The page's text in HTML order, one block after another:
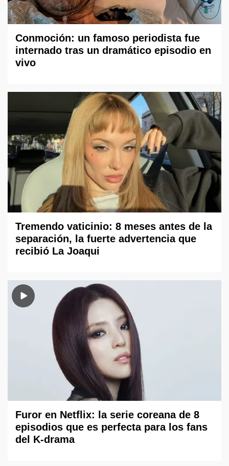
Conmoción: un famoso periodista fue
internado tras un dramático episodio en
vivo
Tremendo vaticinio: 8 meses antes de la
separación, la fuerte advertencia que
recibió La Joaqui
Furor en Netflix: la serie coreana de 8
episodios que es perfecta para los fans
del K-drama